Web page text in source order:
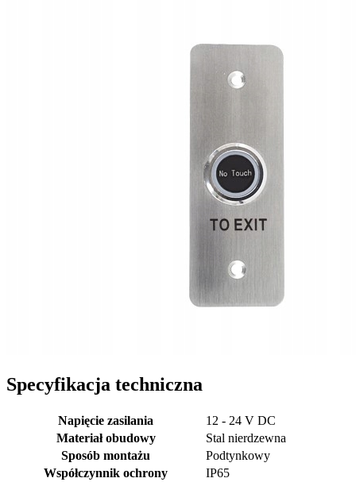
Specyfikacja techniczna
Napięcie zasilania
12 - 24 V DC
Materiał obudowy
Stal nierdzewna
Sposób montażu
Podtynkowy
Współczynnik ochrony
IP65